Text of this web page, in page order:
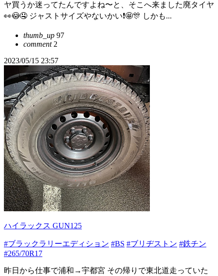
ヤ買うか迷ってたんですよね〜と、そこへ来ました廃タイヤ
👀😳🤤 ジャストサイズやないかい❗🤩🎊 しかも...
thumb_up 97
comment2
2023/05/15 23:57
ハイラックス GUN125
#ブラックラリーエディション #BS #ブリヂストン #鉄チン
#265/70R17
昨日から仕事で浦和→宇都宮 その帰りで東北道走っていた